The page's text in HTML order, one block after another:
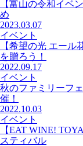
【富山の令和イベ
め
2023.03.07
イベント
【希望の光 エー
を贈ろう！
2022.09.17
イベント
秋のファミリーフ
催！
2022.10.03
イベント
【EAT WINE!
スティバル